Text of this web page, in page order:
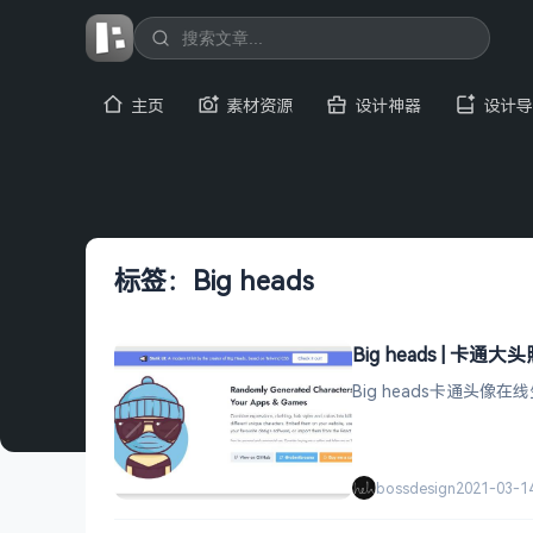
主页 素材资源 设计神器 设计
标签：Big heads
Big heads | 卡通大
Big heads卡通头像在线
bossdesign2021-03-